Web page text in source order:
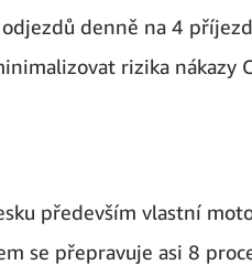
denně na 4
rizika nákazy
především vlastní
se přepravuje asi 8